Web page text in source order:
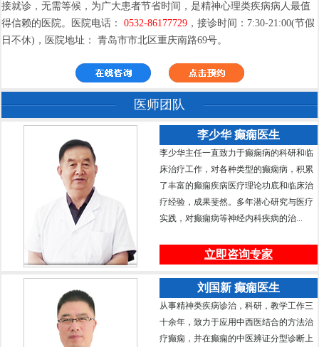
接就诊，无需等候，为广大患者节省时间，是精神心理类疾病病人最值
得信赖的医院。医院电话：0532-86177729 ，接诊时间：7:30-21:00(节假
日不休)，医院地址： 青岛市市北区重庆南路69号。
医师团队
李少华 癫痫医生
李少华主任一直致力于癫痫病的科研和临
床治疗工作，对各种类型的癫痫病，积累
了丰富的癫痫疾病医疗理论功底和临床治
疗经验，成果斐然。多年潜心研究与医疗
实践，对癫痫病等神经内科疾病的治...
立即咨询专家
刘国新 癫痫医生
从事精神类疾病诊治，科研，教学工作三
十余年，致力于应用中西医结合的方法治
疗癫痫，并在癫痫的中医辨证分型诊断上